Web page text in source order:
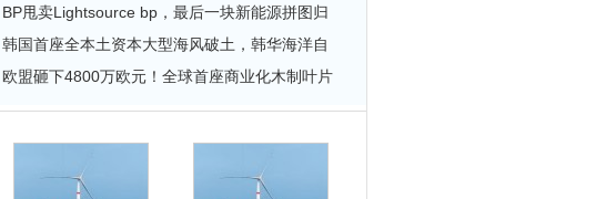
BP甩卖Lightsource bp，最后一块新能源拼图归
韩国首座全本土资本大型海风破土，韩华海洋自
欧盟砸下4800万欧元！全球首座商业化木制叶片